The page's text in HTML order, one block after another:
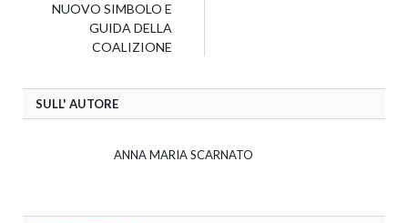
NUOVO SIMBOLO E
GUIDA DELLA
COALIZIONE
SULL' AUTORE
ANNA MARIA SCARNATO